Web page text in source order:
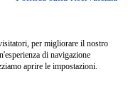
per migliorare il nostro
di navigazione
aprire le impostazioni.